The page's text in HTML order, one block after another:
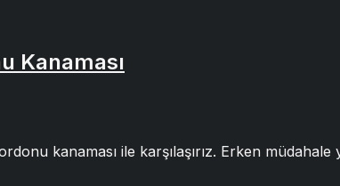
Kanaması
kanaması ile karşılaşırız. Erken müdahale